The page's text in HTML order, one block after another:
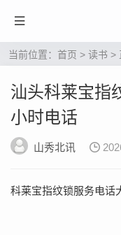
当前位置： 首页 > 读书 >
汕头科莱宝指
小时电话
山秀北讯
科莱宝指纹锁服务电话